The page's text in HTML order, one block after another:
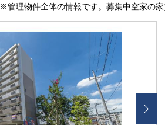
※管理物件全体の情報です。募集中空家の